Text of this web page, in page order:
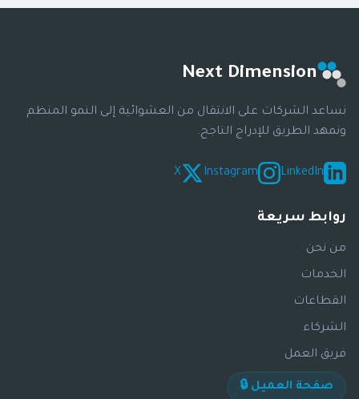
Next Dimension
نساعد الشركات على الانتقال من العشوائية إلى النمو المنظم
ونمهد الطريق للإدراج الناجح.
LinkedIn
Instagram
X
روابط سريعة
من نحن
الخدمات
القطاعات
الشركاء
فريق العمل
صفحة العميل 🔒